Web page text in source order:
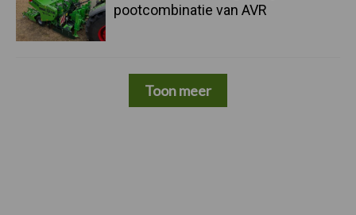
pootcombinatie van AVR
Toon meer